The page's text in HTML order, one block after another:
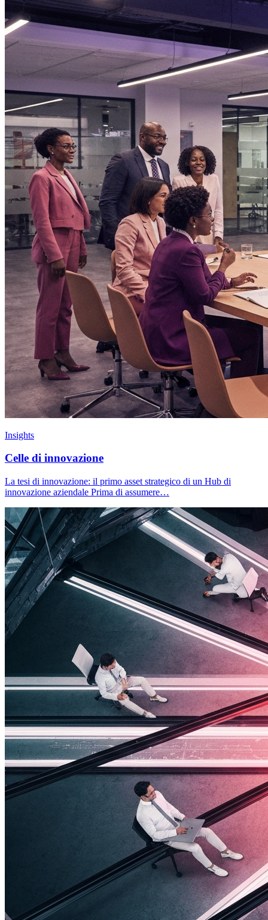
Insights
Celle di innovazione
La tesi di innovazione: il primo asset strategico di un Hub di
innovazione aziendale Prima di assumere…